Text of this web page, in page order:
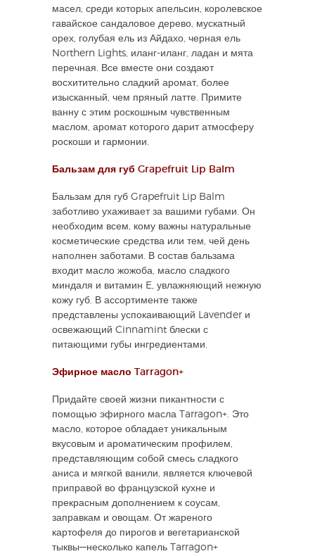
масел, среди которых апельсин, королевское
гавайское сандаловое дерево, мускатный
орех, голубая ель из Айдахо, черная ель
Northern Lights, иланг-иланг, ладан и мята
перечная. Все вместе они создают
восхитительно сладкий аромат, более
изысканный, чем пряный латте. Примите
ванну с этим роскошным чувственным
маслом, аромат которого дарит атмосферу
роскоши и гармонии.
Бальзам для губ Grapefruit Lip Balm
Бальзам для губ Grapefruit Lip Balm
заботливо ухаживает за вашими губами. Он
необходим всем, кому важны натуральные
косметические средства или тем, чей день
наполнен заботами. В состав бальзама
входит масло жожоба, масло сладкого
миндаля и витамин E, увлажняющий нежную
кожу губ. В ассортименте также
представлены успокаивающий Lavender и
освежающий Cinnamint блески с
питающими губы ингредиентами.
Эфирное масло Tarragon+
Придайте своей жизни пикантности с
помощью эфирного масла Tarragon+. Это
масло, которое обладает уникальным
вкусовым и ароматическим профилем,
представляющим собой смесь сладкого
аниса и мягкой ванили, является ключевой
приправой во французской кухне и
прекрасным дополнением к соусам,
заправкам и овощам. От жареного
картофеля до пирогов и вегетарианской
тыквы—несколько капель Tarragon+